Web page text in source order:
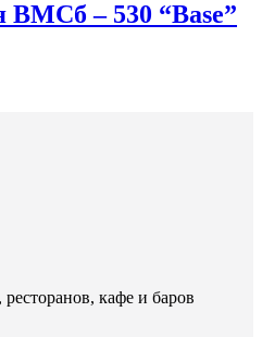
ВМСб – 530 “Base”
кафе и баров